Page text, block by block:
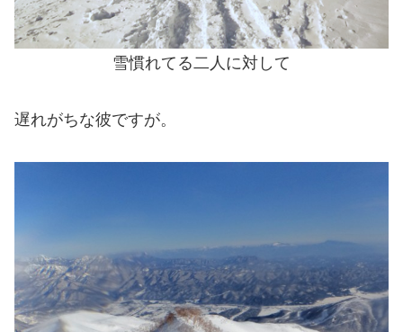
雪慣れてる二人に対して
遅れがちな彼ですが。